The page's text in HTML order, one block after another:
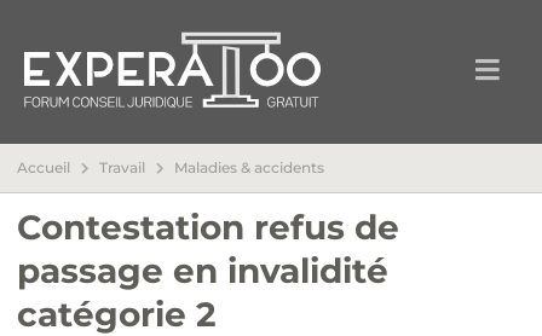
Accueil Travail Maladies & accidents
Contestation refus de
passage en invalidité
catégorie 2